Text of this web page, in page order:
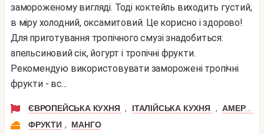
замороженому вигляді. Тоді коктейль виходить густий,
в міру холодний, оксамитовий. Це корисно і здорово!
Для приготування тропічного смузі знадобиться:
апельсиновий сік, йогурт і тропічні фрукти.
Рекомендую використовувати заморожені тропічні
фрукти - вс...
ЄВРОПЕЙСЬКА КУХНЯ , ІТАЛІЙСЬКА КУХНЯ , АМЕРИКАНСЬКА КУХНЯ
ФРУКТИ ,
МАНГО